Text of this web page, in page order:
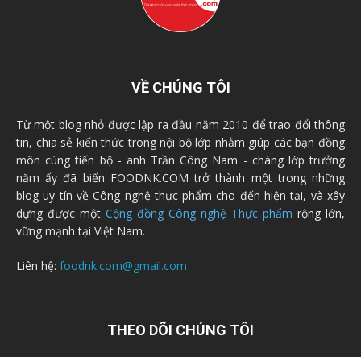
VỀ CHÚNG TÔI
Từ một blog nhỏ được lập ra đầu năm 2010 để trao đổi thông
tin, chia sẻ kiến thức trong nội bộ lớp nhằm giúp các bạn đồng
môn cùng tiến bộ - anh Trần Công Nam - chàng lớp trưởng
năm ấy đã biến FOODNK.COM trở thành một trong những
blog uy tín về Công nghệ thực phẩm cho đến hiện tại, và xây
dựng được một Cộng đồng Công nghệ Thực phẩm rộng lớn,
vững mạnh tại Việt Nam.
Liên hệ: foodnk.com@gmail.com
THEO DÕI CHÚNG TÔI